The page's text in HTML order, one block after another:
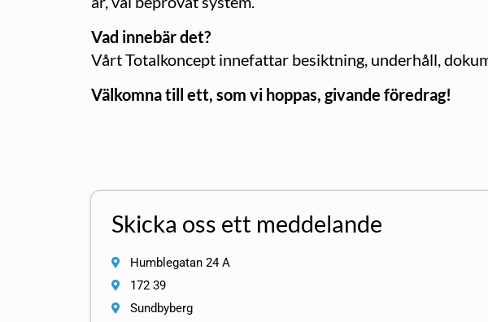
Vad innebär det?
Vårt Totalkoncept innefattar besiktning, underhåll,
Välkomna till ett, som vi hoppas, givande föredrag!
Skicka oss ett meddelande
Humblegatan 24 A
172 39
Sundbyberg